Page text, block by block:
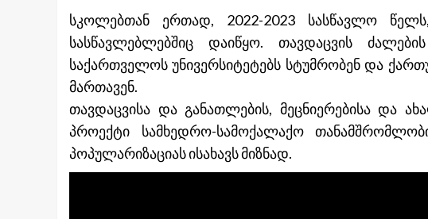
სკოლებთან ერთად, 2022-2023 სასწავლო
სასწავლებლებშიც დაიწყო. თავდაცვის
საქართველოს უნივერსიტეტებს სტუმრობენ და
მართავენ.
თავდაცვისა და განათლების, მეცნიერებისა და
პროექტი სამხედრო-სამოქალაქო
პოპულარიზაციას ისახავს მიზნად.